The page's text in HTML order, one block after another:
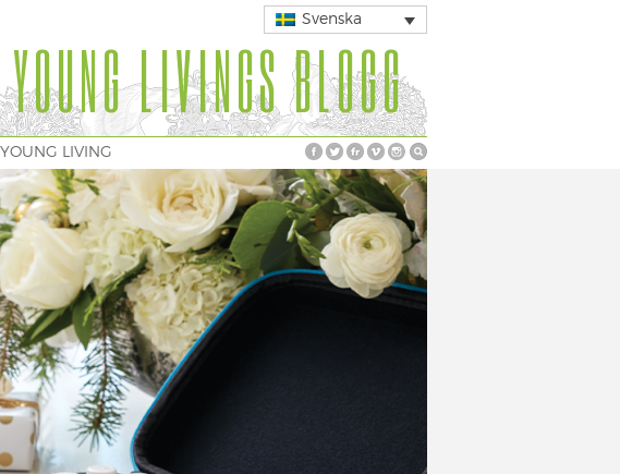
Svenska
YOUNG LIVINGS BLOGG
YOUNG LIVING